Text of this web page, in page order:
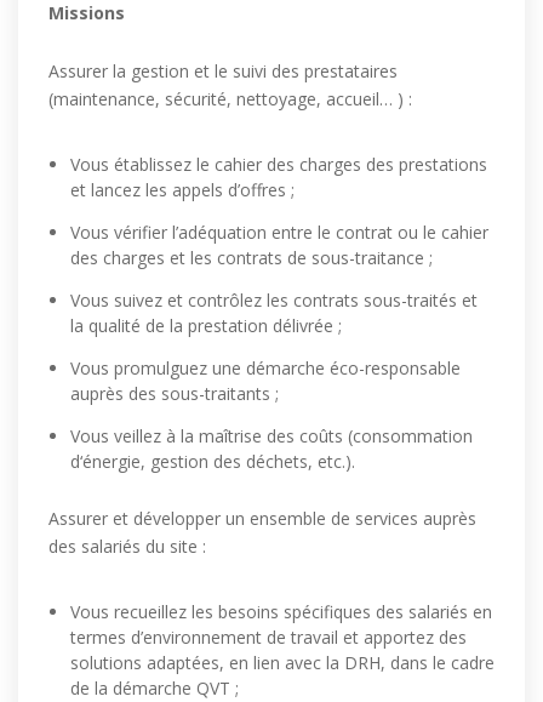
Missions
Assurer la gestion et le suivi des prestataires
(maintenance, sécurité, nettoyage, accueil… ) :
Vous établissez le cahier des charges des prestations
et lancez les appels d’offres ;
Vous vérifier l’adéquation entre le contrat ou le cahier
des charges et les contrats de sous-traitance ;
Vous suivez et contrôlez les contrats sous-traités et
la qualité de la prestation délivrée ;
Vous promulguez une démarche éco-responsable
auprès des sous-traitants ;
Vous veillez à la maîtrise des coûts (consommation
d‘énergie, gestion des déchets, etc.).
Assurer et développer un ensemble de services auprès
des salariés du site :
Vous recueillez les besoins spécifiques des salariés en
termes d’environnement de travail et apportez des
solutions adaptées, en lien avec la DRH, dans le cadre
de la démarche QVT ;